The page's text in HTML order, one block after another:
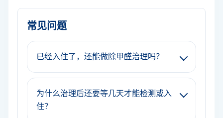
常见问题
已经入住了，还能做除甲醛治理吗？
为什么治理后还要等几天才能检测或入
住？